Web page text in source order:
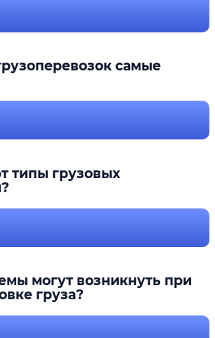
самые
типы грузовых
могут возникнуть при
груза?